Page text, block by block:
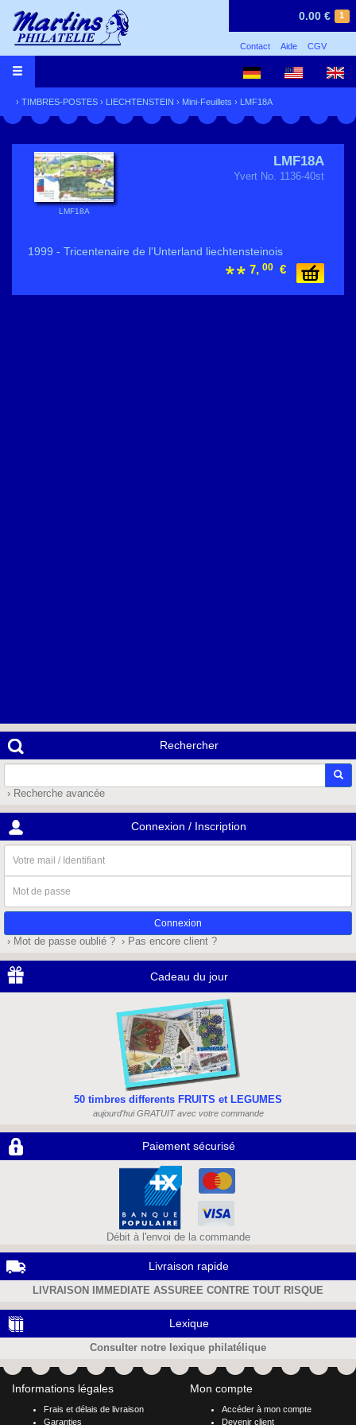
1
0.00 €
Contact Aide CGV
› TIMBRES-POSTES › LIECHTENSTEIN › Mini-Feuillets › LMF18A
LMF18A
LMF18A
Yvert No. 1136-40st
1999 - Tricentenaire de l'Unterland liechtensteinois
7, 00 €
Rechercher
› Recherche avancée
Connexion / Inscription
mail
/
Identifiant
de
passe
› Mot de passe oublié ? › Pas encore client ?
Cadeau du jour
50 timbres differents FRUITS et LEGUMES
aujourd'hui GRATUIT avec votre commande
Paiement sécurisé
Débit à l'envoi de la commande
Livraison rapide
LIVRAISON IMMEDIATE ASSUREE CONTRE TOUT RISQUE
Lexique
Consulter notre lexique philatélique
Informations légales
Frais et délais de livraison
Garanties
Mon compte
Accéder à mon compte
Devenir client